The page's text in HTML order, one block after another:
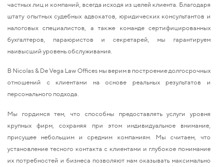
частных лиц и компаний, всегда исходя из целей клиента. Благодаря
штату опытных судебных адвокатов, юридических консультантов и
налоговых специалистов, а также команде сертифицированных
бухгалтеров, параюристов и секретарей, мы гарантируем
наивысший уровень обслуживания.
В Nicolas & De Vega Law Offices мы верим в построение долгосрочных
отношений с клиентами на основе реальных результатов и
персонального подхода.
Мы гордимся тем, что способны предоставлять услуги уровня
крупных фирм, сохраняя при этом индивидуальное внимание,
присущее небольшим и средним компаниям. Мы считаем, что
установление тесного контакта с клиентами и глубокое понимание
их потребностей и бизнеса позволяют нам оказывать максимально